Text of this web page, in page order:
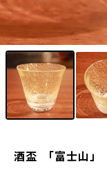
酒盃 「富士山」